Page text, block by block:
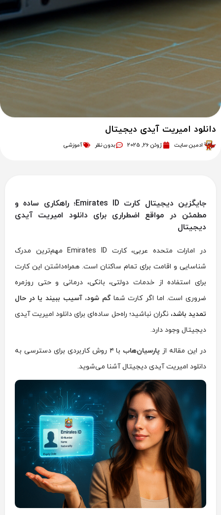
دانلود امیریت آیدی دیجیتال
ادمین سایت ژوئن 26, 2025 بدون نظر آموزشی
جایگزین دیجیتال کارت Emirates ID؛ راهکاری ساده و
مطمئن در مواقع اضطراری برای دانلود امیریت آیدی
دیجیتال
در امارات متحده عربی، کارت Emirates ID مهم‌ترین مدرک
شناسایی و اقامت برای تمام ساکنان است. همراه‌داشتن این کارت
برای استفاده از خدمات دولتی، بانکی، درمانی و حتی روزمره
ضروری است. اما اگر کارت شماگم شود، آسیب ببیند یا در حال
تمدید باشد، نگران نباشید؛ راه‌حل ساده‌ای برای دانلود امیریت آیدی
دیجیتال وجود دارد.
در این مقاله از پارسیان‌هاب
با ۴ روش کاربردی برای دسترسی به
دانلود امیریت آیدی دیجیتال آشنا می‌شوید.